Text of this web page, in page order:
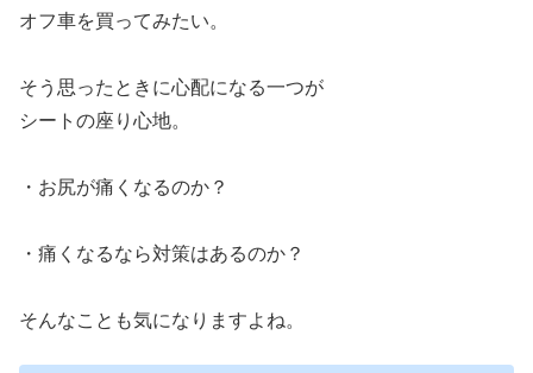
オフ車を買ってみたい。
そう思ったときに心配になる一つが
シートの座り心地。
・お尻が痛くなるのか？
・痛くなるなら対策はあるのか？
そんなことも気になりますよね。